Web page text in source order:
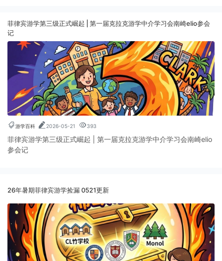
菲律宾游学第三级正式崛起 | 第一届克拉克游学中介学习会南崎elio参会
记
游学百科 2026-05-21 393
菲律宾游学第三级正式崛起 | 第一届克拉克游学中介学习会南崎elio
参会记
26年暑期菲律宾游学捡漏 0521更新